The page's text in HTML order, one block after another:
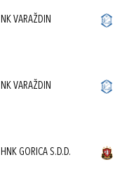
NK VARAŽDIN
NK VARAŽDIN
HNK GORICA S.D.D.